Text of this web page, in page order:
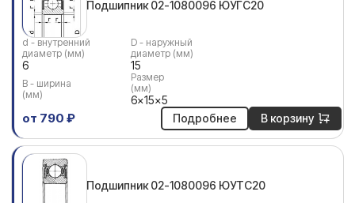
Подшипник 02-1080096 ЮУГС20
d - внутренний
диаметр (мм)
6
D - наружный
диаметр (мм)
15
В - ширина
(мм)
Размер
(мм)
6x15x5
от 790 ₽ Подробнее В корзину
Подшипник 02-1080096 ЮУТС20